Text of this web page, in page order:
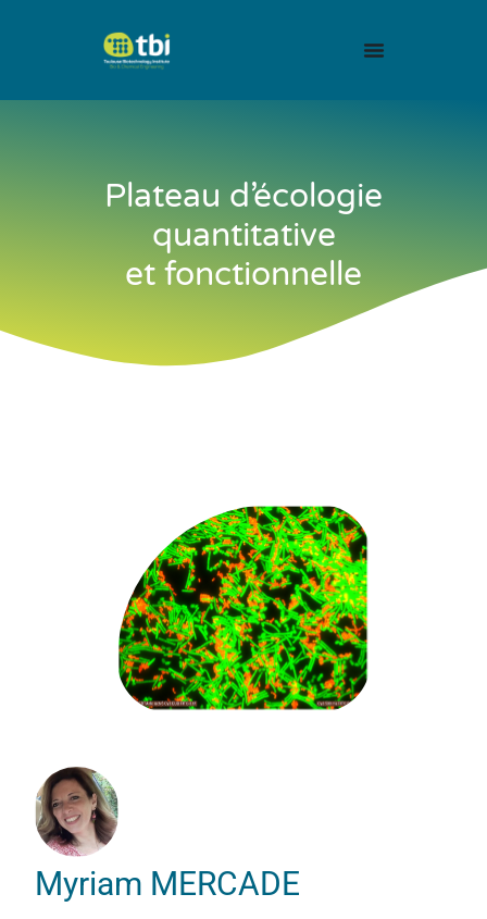
Plateau d’écologie
quantitative
et fonctionnelle
Myriam MERCADE